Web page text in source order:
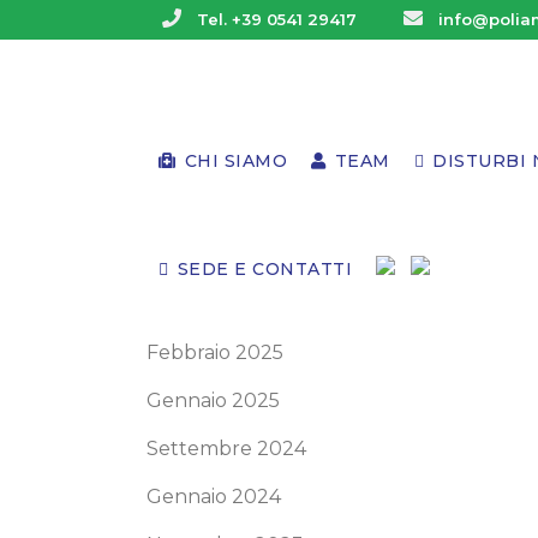
Tel. +39 0541 29417
CHI SIAMO TEAM DISTURBI
SEDE E CONTATTI
Giugno 2025
Febbraio 2025
Gennaio 2025
Settembre 2024
Gennaio 2024